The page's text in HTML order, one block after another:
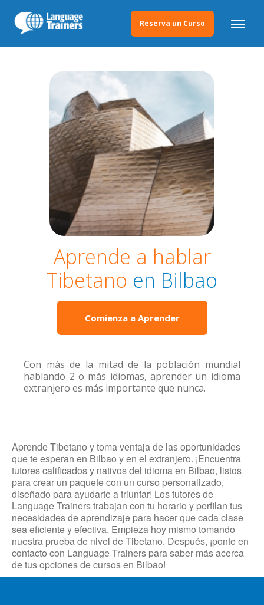
Reserva un Curso
Aprende a hablar
Tibetano en Bilbao
Comienza a Aprender
Con más de la mitad de la población mundial
hablando 2 o más idiomas, aprender un idioma
extranjero es más importante que nunca.
Aprende Tibetano y toma ventaja de las oportunidades
que te esperan en Bilbao y en el extranjero. ¡Encuentra
tutores calificados y nativos del idioma en Bilbao, listos
para crear un paquete con un curso personalizado,
diseñado para ayudarte a triunfar! Los tutores de
Language Trainers trabajan con tu horario y perfilan tus
necesidades de aprendizaje para hacer que cada clase
sea eficiente y efectiva. Empieza hoy mismo tomando
nuestra prueba de nivel de Tibetano. Después, ¡ponte en
contacto con Language Trainers para saber más acerca
de tus opciones de cursos en Bilbao!